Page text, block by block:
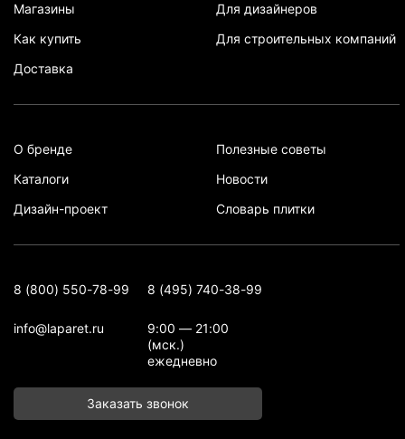
Магазины
Как купить
Доставка
Для дизайнеров
Для строительных компаний
О бренде
Каталоги
Дизайн-проект
Полезные советы
Новости
Словарь плитки
8 (800) 550-78-99 8 (495) 740-38-99
info@laparet.ru
9:00 — 21:00
(мск.)
ежедневно
Заказать звонок